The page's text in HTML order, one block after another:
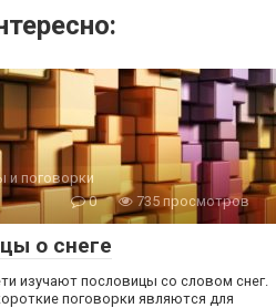
и поговорки
0
735 просмотров
о снеге
изучают пословицы со словом снег.
поговорки являются для